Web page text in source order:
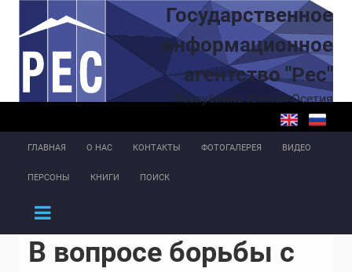
Перейти к основному содержаниюГосударственное
информационное
агентство "Рес"
Республика Южная Осетия
ГЛАВНАЯ О НАС КОНТАКТЫ ФОТОГАЛЕРЕЯ ВИДЕО
ПЕРСОНЫ КНИГИ ПОИСК
В вопросе борьбы с